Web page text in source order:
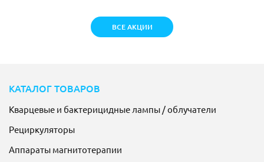
ВСЕ АКЦИИ
КАТАЛОГ ТОВАРОВ
Кварцевые и бактерицидные лампы / облучатели
Рециркуляторы
Аппараты магнитотерапии